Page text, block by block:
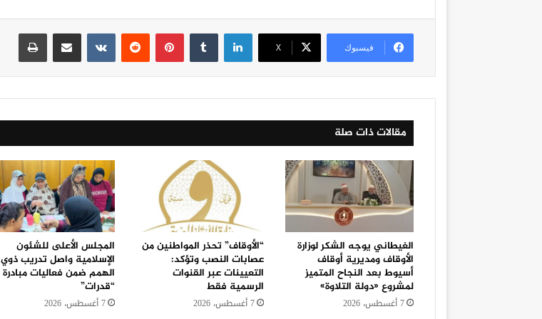
فيسبوك ‫X
لينكدإن بينتيريست
مقالات ذات صلة
الغيطاني يوجه الشكر لوزارة
الأوقاف ومديرية أوقاف
أسيوط بعد النجاح المتميز
لمشروع «دولة التلاوة»
7 أغسطس، 2026
“الأوقاف” تحذر المواطنين من
عصابات النصب وتؤكد:
التعيينات عبر القنوات
الرسمية فقط
7 أغسطس، 2026
المجلس الأعلى للشئون
الإسلامية واصل تدريب ذوي
الهمم ضمن فعاليات مبادرة
“قدرات”
7 أغسطس، 2026